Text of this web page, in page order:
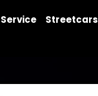
Service Streetcars